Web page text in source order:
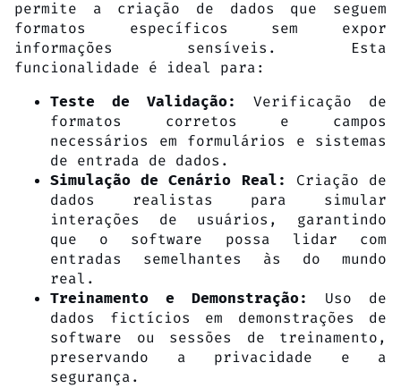
permite a criação de dados que seguem
formatos específicos sem expor
informações sensíveis. Esta
funcionalidade é ideal para:
Teste de Validação:
Verificação de
formatos corretos e campos
necessários em formulários e sistemas
de entrada de dados.
Simulação de Cenário Real:
Criação de
dados realistas para simular
interações de usuários, garantindo
que o software possa lidar com
entradas semelhantes às do mundo
real.
Treinamento e Demonstração:
Uso de
dados fictícios em demonstrações de
software ou sessões de treinamento,
preservando a privacidade e a
segurança.